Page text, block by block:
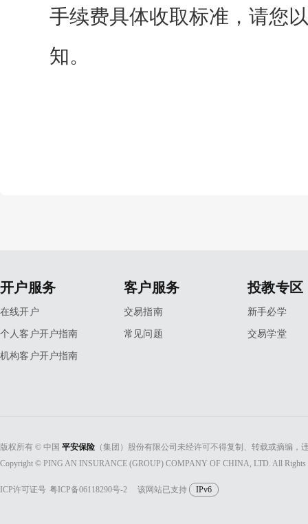
手续费具体收取标准，请您
知。
开户服务
在线开户
个人客户开户指南
机构客户开户指南
客户服务
交易指南
常见问题
投教专区
新手必学
交易学堂
版权所有 © 中国 平安保险 （集团）股份有限公司未经许可不得复制、转载或摘编，
Copyright © PING AN INSURANCE (GROUP) COMPANY OF CHINA, LTD. All Rights
ICP许可证号 粤ICP备06118290号-2 该网站已支持 IPv6